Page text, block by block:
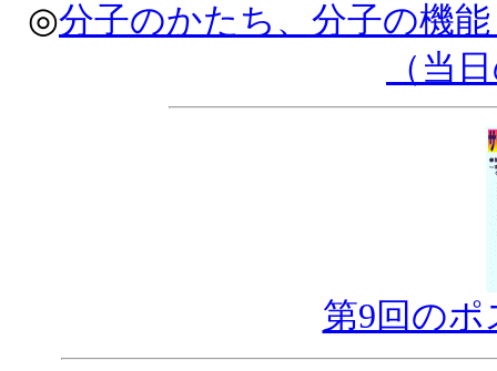
◎分子のかたち、分子の機
（当
第9回のポ